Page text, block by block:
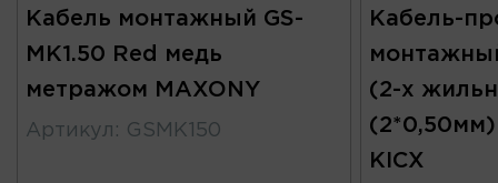
Кабель монтажный GS-
MK1.50 Red медь
метражом MAXONY
Артикул : GSMK150
Кабель-
(2-х
KICX